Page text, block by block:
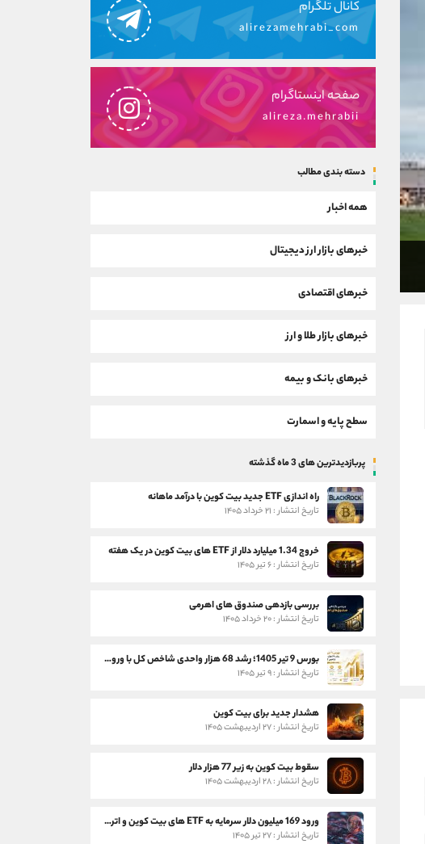
کانال تلگرام
alirezamehrabi_com
صفحه اینستاگرام
alireza.mehrabii
دسته بندی مطالب
همه اخبار
خبرهای بازار ارز دیجیتال
خبرهای اقتصادی
خبرهای بازار طلا و ارز
خبرهای بانک و بیمه
سطح پایه و اسمارت
پربازدیدترین های 3 ماه گذشته
راه اندازی ETF جدید بیت کوین با درآمد ماهانه
تاریخ انتشار : ۲۱ خرداد ۱۴۰۵
خروج 1.34 میلیارد دلار از ETF های بیت کوین در یک هفته
تاریخ انتشار : ۶ تیر ۱۴۰۵
بررسی بازدهی صندوق های اهرمی
تاریخ انتشار : ۲۰ خرداد ۱۴۰۵
بورس 9 تیر 1405؛ رشد 68 هزار واحدی شاخص کل با ورود 3 همت پول حقیقی
تاریخ انتشار : ۹ تیر ۱۴۰۵
هشدار جدید برای بیت کوین
تاریخ انتشار : ۲۷ اردیبهشت ۱۴۰۵
سقوط بیت کوین به زیر 77 هزار دلار
تاریخ انتشار : ۲۸ اردیبهشت ۱۴۰۵
ورود 169 میلیون دلار سرمایه به ETF های بیت کوین و اتریوم
تاریخ انتشار : ۲۷ تیر ۱۴۰۵